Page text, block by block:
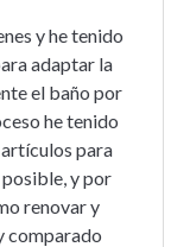
y he tenido
adaptar la
el baño por
he tenido
para
y por
renovar y
comparado